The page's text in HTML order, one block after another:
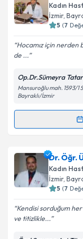
oluşturun. Size
takvim
Kişisel
Metni 'ni
kapsamda
Kadın
İzmir,
5 (7
Hocamız için nerden
de ...
Op.Dr.Sümeyra
Mansuroğlu mah. 1593/1
Bayraklı/İzmir
Randevu
Op. Dr.
oluşturun. Size
takvim
Dr. Öğr.
Kadın
İzmir,
5 (7
Kendisi sorduğum her
ve titizlikle...